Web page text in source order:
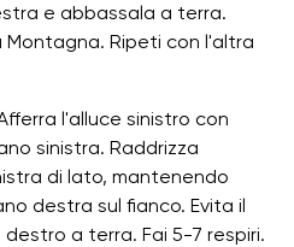
e abbassala a terra.
Montagna. Ripeti con l'altra
l'alluce sinistro con
sinistra. Raddrizza
di lato, mantenendo
destra sul fianco. Evita il
a terra. Fai 5-7 respiri.